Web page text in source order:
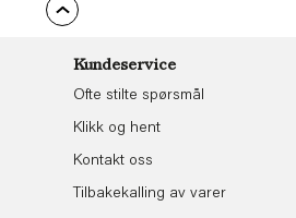
Kundeservice
Ofte stilte spørsmål
Klikk og hent
Kontakt oss
Tilbakekalling av varer